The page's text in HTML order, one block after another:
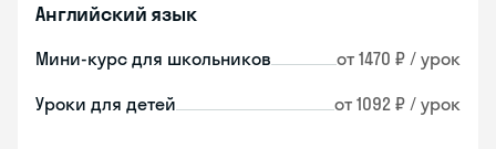
Английский язык
Мини-курс для школьников от 1470 ₽ / урок
Уроки для детей от 1092 ₽ / урок